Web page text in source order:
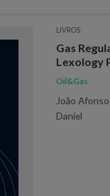
LIVROS
Gas
Lexology
Oil&Gas
João
Daniel